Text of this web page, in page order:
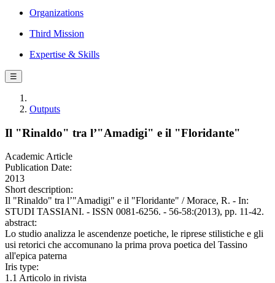
Organizations
Third Mission
Expertise & Skills
☰
Outputs
Il "Rinaldo" tra l’"Amadigi" e il "Floridante"
Academic Article
Publication Date:
2013
Short description:
Il "Rinaldo" tra l’"Amadigi" e il "Floridante" / Morace, R. - In:
STUDI TASSIANI. - ISSN 0081-6256. - 56-58:(2013), pp. 11-42.
abstract:
Lo studio analizza le ascendenze poetiche, le riprese stilistiche e gli
usi retorici che accomunano la prima prova poetica del Tassino
all'epica paterna
Iris type:
1.1 Articolo in rivista